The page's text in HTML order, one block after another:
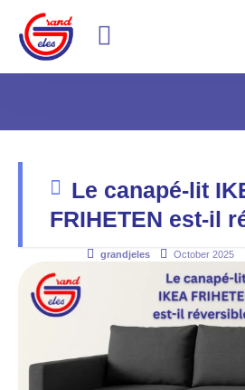
Le canapé-lit
FRIHETEN est-il
grandjeles October 2025